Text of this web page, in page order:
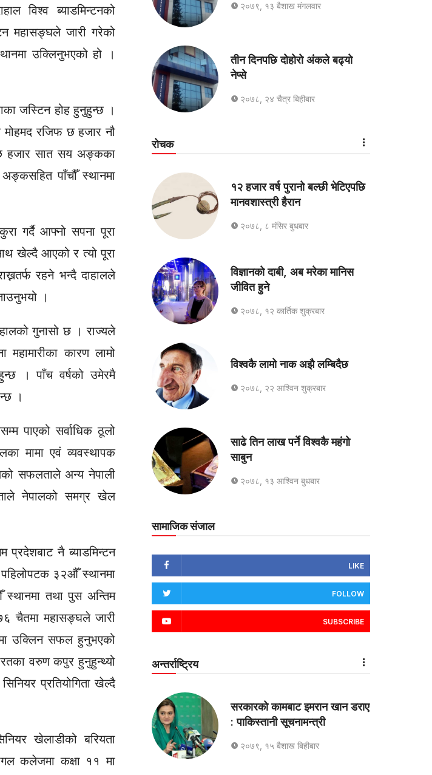
विश्व ब्याडमिन्टनको
महासङ्घले जारी गरेको
उक्लिनुभएको हो ।
जस्टिन होह हुनुहुन्छ ।
रजिफ छ हजार नौ
हजार सात सय अङ्कका
पाँचौँ स्थानमा
गर्दै आफ्नो सपना पूरा
खेल्दै आएको र त्यो पूरा
रहने भन्दै दाहालले
।
गुनासो छ । राज्यले
महामारीका कारण लामो
। पाँच वर्षको उमेरमै
।
पाएको सर्वाधिक ठूलो
मामा एवं व्यवस्थापक
सफलताले अन्य नेपाली
नेपालको समग्र खेल
प्रदेशबाट नै ब्याडमिन्टन
३२औँ स्थानमा
स्थानमा तथा पुस अन्तिम
चैतमा महासङ्घले जारी
उक्लिन सफल हुनुभएको
वरुण कपुर हुनुहुन्थ्यो
प्रतियोगिता खेल्दै
खेलाडीको बरियता
कलेजमा कक्षा ११ मा
२०७९, १३ बैशाख मंगलवार
तीन दिनपछि दोहोरो अंकले बढ्यो
नेप्से
२०७८, २४ चैत्र बिहीबार
रोचक
१२ हजार वर्ष पुरानो बल्छी भेटिएपछि
मानवशास्त्री हैरान
२०७८, ८ मंसिर बुधबार
विज्ञानको दाबी, अब मरेका मानिस
जीवित हुने
२०७८, १२ कार्तिक शुक्रबार
विश्वकै लामो नाक अझै लम्बिदैछ
२०७८, २२ आश्विन शुक्रबार
साढे तिन लाख पर्ने विश्वकै महंगो
साबुन
२०७८, १३ आश्विन बुधबार
सामाजिक संजाल
LIKE
FOLLOW
SUBSCRIBE
अन्तर्राष्ट्रिय
सरकारको कामबाट इमरान खान डराए
: पाकिस्तानी सूचनामन्त्री
२०७९, १५ बैशाख बिहीबार